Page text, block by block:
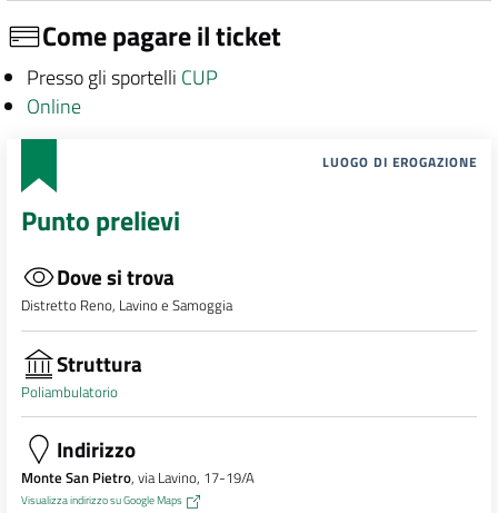
Come pagare il ticket
Presso gli sportelli CUP
Online
LUOGO DI EROGAZIONE
Punto prelievi
Dove si trova
Distretto Reno, Lavino e Samoggia
Struttura
Poliambulatorio
Indirizzo
Monte San Pietro, via Lavino, 17-19/A
Visualizza indirizzo su Google Maps